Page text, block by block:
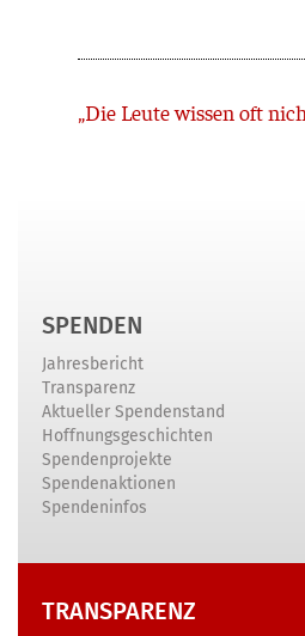
Zurück
„Die Leute wissen oft
SPENDEN
Jahresbericht
Transparenz
Aktueller Spendenstand
Hoffnungsgeschichten
Spendenprojekte
Spendenaktionen
Spendeninfos
TRANSPARENZ